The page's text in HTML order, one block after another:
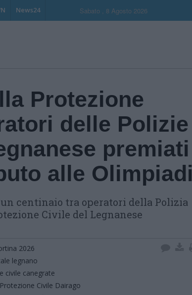
News24 Sabato , 8 Agosto 2026
Protezione
delle Polizie
premiati
alle Olimpiadi
centinaio tra operatori della Polizia
Civile del Legnanese
2026
legnano
civile canegrate
Protezione Civile Dairago